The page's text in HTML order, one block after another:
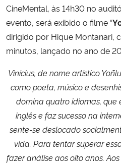
CineMental, às 14h30 no
evento, será exibido o filme “
dirigido por Hique Montanari,
minutos, lançado no ano de
Vinícius, de nome artístico
como poeta, músico e
domina quatro idiomas, que
inglês e faz sucesso na
sente-se deslocado
vida. Para tentar superar
fazer análise aos oito anos.